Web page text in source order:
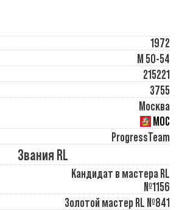
1972
М 50-54
215221
3755
Москва
МОС
ProgressTeam
Звания RL
Кандидат в мастера RL
№1156
Золотой мастер RL №841